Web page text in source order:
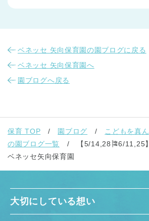
ベネッセ 矢向保育園の園ブログに戻る
ベネッセ 矢向保育園へ
園ブログへ戻る
保育 TOP 園ブログ
こどもを真
の園ブログ一覧
【5/14,28🎏6/11,25
ベネッセ矢向保育園
大切にしている想い